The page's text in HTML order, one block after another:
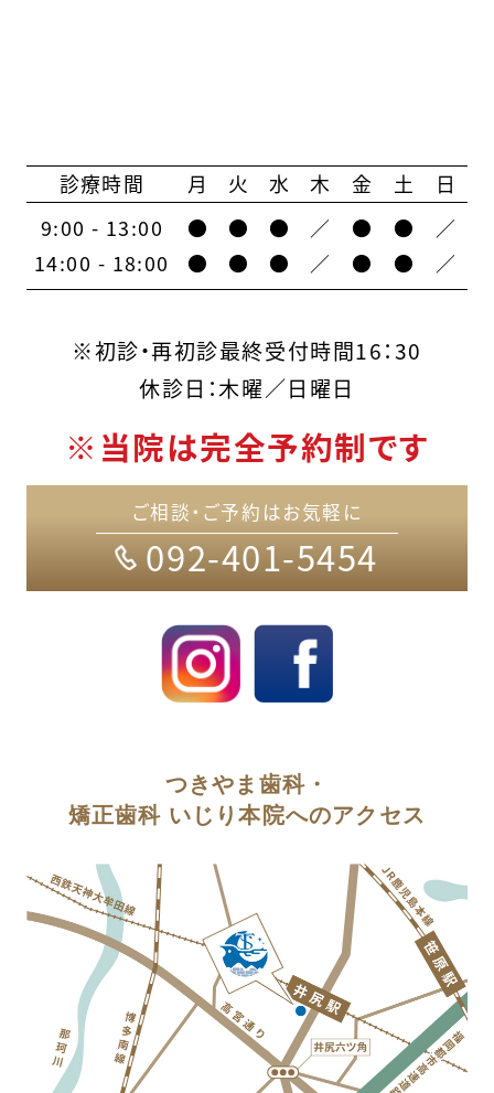
診療時間 月 火 水 木 金 土
日
9:00 - 13:00
● ● ● ／ ● ●
／
14:00 - 18:00
● ● ● ／ ● ● ／
※初診・再初診最終受付時間16：30
休診日：木曜／日曜日
※当院は完全予約制です
ご相談・ご予約はお気軽に
092-401-5454
つきやま歯科・
矯正歯科 いじり本院へのアクセス